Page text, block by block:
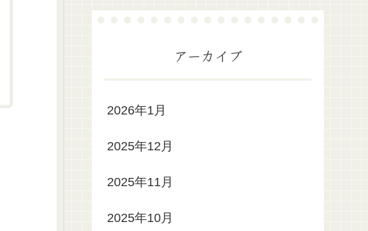
アーカイブ
2026年1月
2025年12月
2025年11月
2025年10月